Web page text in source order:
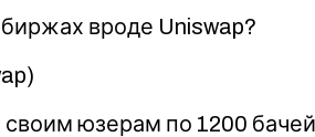
вроде Uniswap?
юзерам по 1200